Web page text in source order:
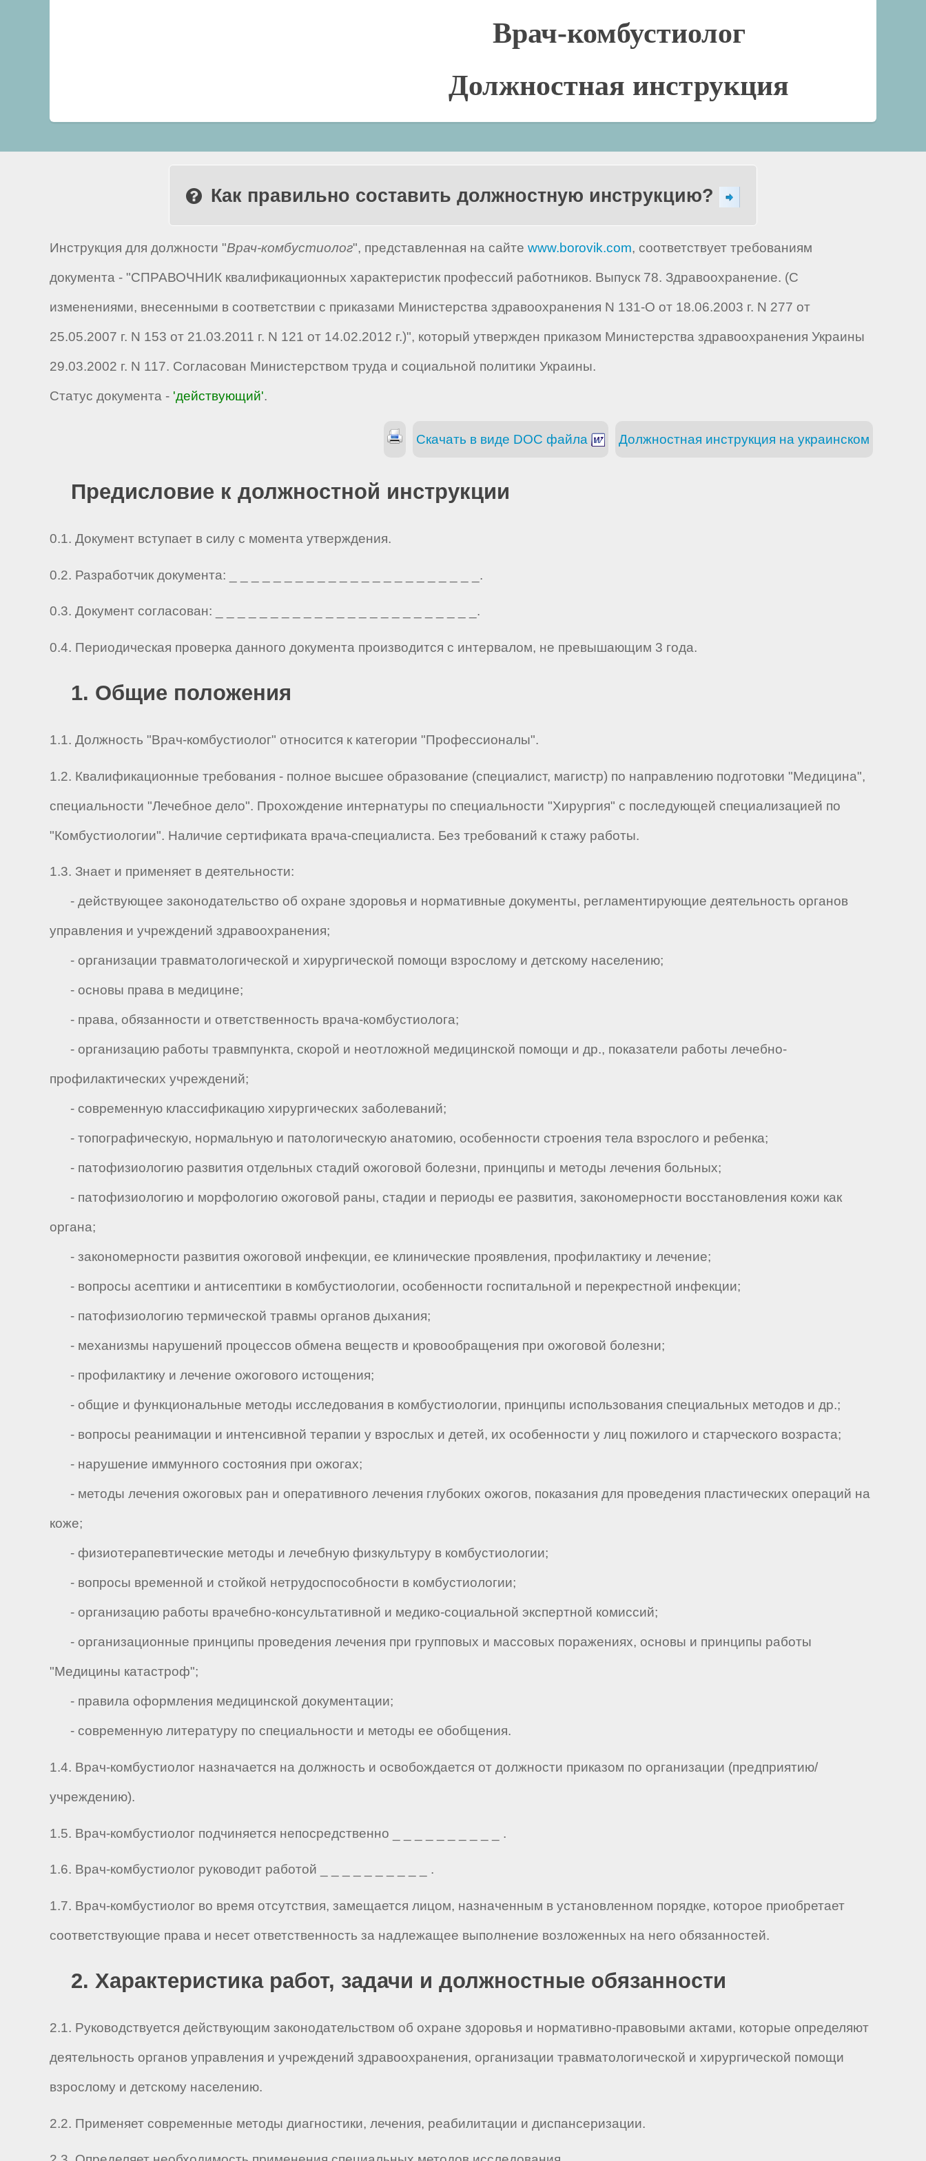
Врач-комбустиолог
Должностная инструкция
Как правильно составить должностную инструкцию?
Инструкция для должности "Врач-комбустиолог", представленная на сайте www.borovik.com, соответствует требованиям
документа - "СПРАВОЧНИК квалификационных характеристик профессий работников. Выпуск 78. Здравоохранение. (С
изменениями, внесенными в соответствии с приказами Министерства здравоохранения N 131-О от 18.06.2003 г. N 277 от
25.05.2007 г. N 153 от 21.03.2011 г. N 121 от 14.02.2012 г.)", который утвержден приказом Министерства здравоохранения Украины
29.03.2002 г. N 117. Согласован Министерством труда и социальной политики Украины.
Статус документа - 'действующий'.
Должностная инструкция на украинском
Скачать в виде DOC файла
Предисловие к должностной инструкции
0.1. Документ вступает в силу с момента утверждения.
0.2. Разработчик документа: _ _ _ _ _ _ _ _ _ _ _ _ _ _ _ _ _ _ _ _ _ _ _.
0.3. Документ согласован: _ _ _ _ _ _ _ _ _ _ _ _ _ _ _ _ _ _ _ _ _ _ _ _.
0.4. Периодическая проверка данного документа производится с интервалом, не превышающим 3 года.
1. Общие положения
1.1. Должность "Врач-комбустиолог" относится к категории "Профессионалы".
1.2. Квалификационные требования - полное высшее образование (специалист, магистр) по направлению подготовки "Медицина",
специальности "Лечебное дело". Прохождение интернатуры по специальности "Хирургия" с последующей специализацией по
"Комбустиологии". Наличие сертификата врача-специалиста. Без требований к стажу работы.
1.3. Знает и применяет в деятельности:
- действующее законодательство об охране здоровья и нормативные документы, регламентирующие деятельность органов
управления и учреждений здравоохранения;
- организации травматологической и хирургической помощи взрослому и детскому населению;
- основы права в медицине;
- права, обязанности и ответственность врача-комбустиолога;
- организацию работы травмпункта, скорой и неотложной медицинской помощи и др., показатели работы лечебно-
профилактических учреждений;
- современную классификацию хирургических заболеваний;
- топографическую, нормальную и патологическую анатомию, особенности строения тела взрослого и ребенка;
- патофизиологию развития отдельных стадий ожоговой болезни, принципы и методы лечения больных;
- патофизиологию и морфологию ожоговой раны, стадии и периоды ее развития, закономерности восстановления кожи как
органа;
- закономерности развития ожоговой инфекции, ее клинические проявления, профилактику и лечение;
- вопросы асептики и антисептики в комбустиологии, особенности госпитальной и перекрестной инфекции;
- патофизиологию термической травмы органов дыхания;
- механизмы нарушений процессов обмена веществ и кровообращения при ожоговой болезни;
- профилактику и лечение ожогового истощения;
- общие и функциональные методы исследования в комбустиологии, принципы использования специальных методов и др.;
- вопросы реанимации и интенсивной терапии у взрослых и детей, их особенности у лиц пожилого и старческого возраста;
- нарушение иммунного состояния при ожогах;
- методы лечения ожоговых ран и оперативного лечения глубоких ожогов, показания для проведения пластических операций на
коже;
- физиотерапевтические методы и лечебную физкультуру в комбустиологии;
- вопросы временной и стойкой нетрудоспособности в комбустиологии;
- организацию работы врачебно-консультативной и медико-социальной экспертной комиссий;
- организационные принципы проведения лечения при групповых и массовых поражениях, основы и принципы работы
"Медицины катастроф";
- правила оформления медицинской документации;
- современную литературу по специальности и методы ее обобщения.
1.4. Врач-комбустиолог назначается на должность и освобождается от должности приказом по организации (предприятию/
учреждению).
1.5. Врач-комбустиолог подчиняется непосредственно _ _ _ _ _ _ _ _ _ _ .
1.6. Врач-комбустиолог руководит работой _ _ _ _ _ _ _ _ _ _ .
1.7. Врач-комбустиолог во время отсутствия, замещается лицом, назначенным в установленном порядке, которое приобретает
соответствующие права и несет ответственность за надлежащее выполнение возложенных на него обязанностей.
2. Характеристика работ, задачи и должностные обязанности
2.1. Руководствуется действующим законодательством об охране здоровья и нормативно-правовыми актами, которые определяют
деятельность органов управления и учреждений здравоохранения, организации травматологической и хирургической помощи
взрослому и детскому населению.
2.2. Применяет современные методы диагностики, лечения, реабилитации и диспансеризации.